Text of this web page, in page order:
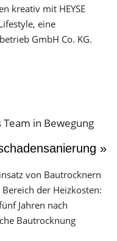
kreativ mit HEYSE
eine
GmbH Co. KG.
»
von Bautrocknern
der Heizkosten:
Jahren nach
Bautrocknung